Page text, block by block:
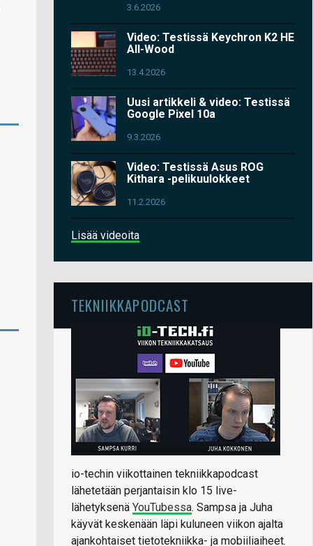
3.6.2026
Video: Testissä Keychron K2 HE
All-Wood
13.4.2026
Uusi artikkeli & video: Testissä
Google Pixel 10a
9.3.2026
Video: Testissä Asus ROG
Kithara -pelikuulokkeet
11.2.2026
Lisää videoita
TEKNIIKKAPODCAST
io-techin viikottainen tekniikkapodcast
lähetetään perjantaisin klo 15 live-
lähetyksenä YouTubessa. Sampsa ja Juha
käyvät keskenään läpi kuluneen viikon ajalta
ajankohtaiset tietotekniikka- ja mobiiliaiheet.